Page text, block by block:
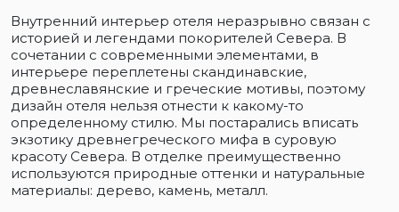
Внутренний интерьер отеля неразрывно связан с
историей и легендами покорителей Севера. В
сочетании с современными элементами, в
интерьере переплетены скандинавские,
древнеславянские и греческие мотивы, поэтому
дизайн отеля нельзя отнести к какому-то
определенному стилю. Мы постарались вписать
экзотику древнегреческого мифа в суровую
красоту Севера. В отделке преимущественно
используются природные оттенки и натуральные
материалы: дерево, камень, металл.